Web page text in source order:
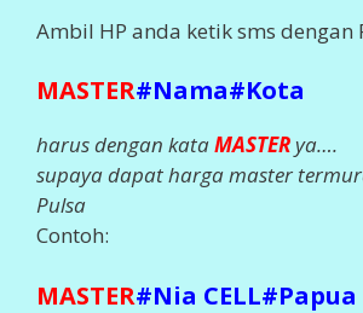
Ambil HP anda ketik sms dengan
MASTER#Nama#Kota
harus dengan kataMASTER ya….
supaya dapat harga master
Pulsa
Contoh:
MASTER#Nia CELL#Papua